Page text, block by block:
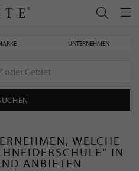
UNTERNEHMEN
WELCHE
IN
ANBIETEN